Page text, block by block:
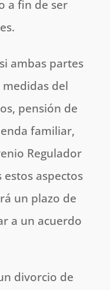
a fin de ser
ambas partes
del
pensión de
familiar,
Regulador
aspectos
un plazo de
a un acuerdo
divorcio de